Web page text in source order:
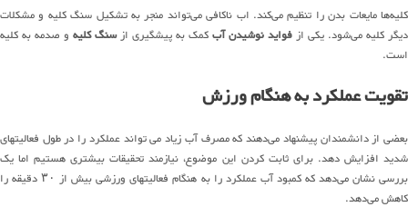
کلیه‌ها مایعات بدن را تنظیم می‌کند. اب ناکافی می‌تواند منجر به تشکیل سنگ کلیه و مشکلات
دیگر کلیه می‌شود. یکی ازفواید نوشیدن آبکمک به پیشگیری ازسنگ کلیه و صدمه به کلیه
است.
تقویت عملکرد به هنگام ورزش
بعضی از دانشمندان پیشنهاد می‌دهند که مصرف آب زیاد می تواند عملکرد را در طول فعالیتهای
شدید افزایش دهد. برای ثابت کردن این موضوع، نیازمند تحقیقات بیشتری هستیم اما یک
بررسی نشان می‌دهد که کمبود آب عملکرد را به هنگام فعالیتهای ورزشی بیش از ۳۰ دقیقه را
کاهش می‌دهد.